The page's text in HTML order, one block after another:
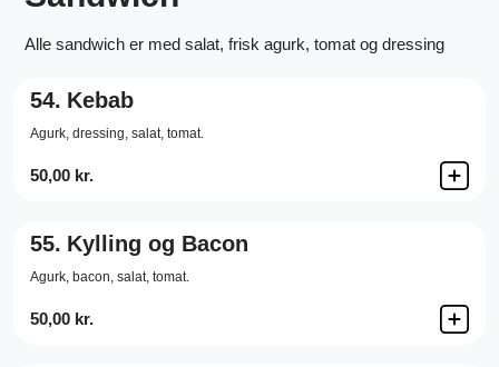
Alle sandwich er med salat, frisk agurk, tomat og dressing
54. Kebab
Agurk, dressing, salat, tomat.
50,00 kr.
55. Kylling og Bacon
Agurk, bacon, salat, tomat.
50,00 kr.